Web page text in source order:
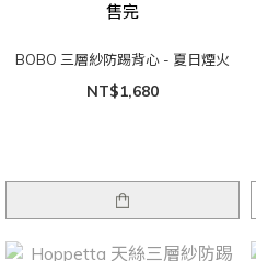
售完
BOBO 三層紗防踢背心 - 夏日煙火
NT$1,680